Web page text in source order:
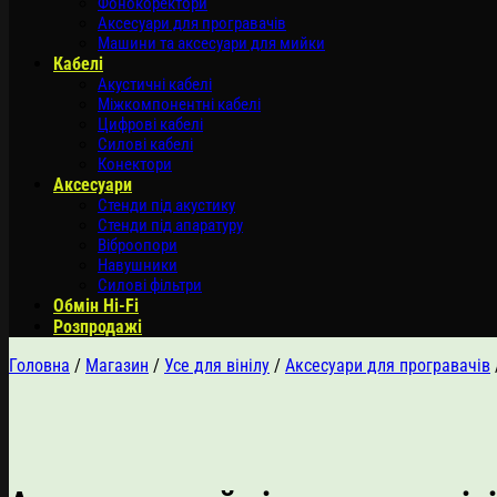
Аксесуари для програвачів
Машини та аксесуари для мийки
Кабелі
Акустичні кабелі
Міжкомпонентні кабелі
Цифрові кабелі
Силові кабелі
Конектори
Аксесуари
Стенди під акустику
Стенди під апаратуру
Віброопори
Навушники
Силові фільтри
Обмін Hi-Fi
Розпродажі
Головна / Магазин / Усе для вінілу / Аксесуари для програвачів